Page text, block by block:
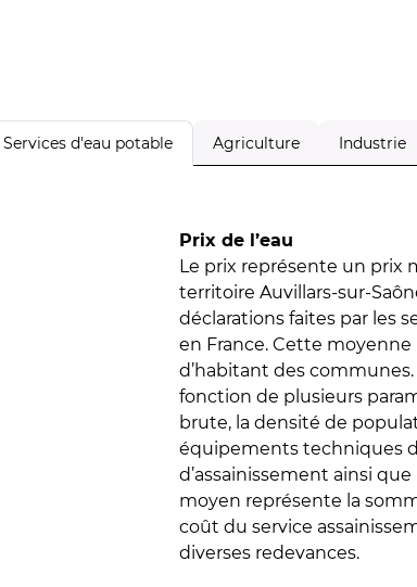
Services d'eau potable Agriculture Industrie
Prix de l’eau
Le prix représente un prix
territoire Auvillars-sur-
déclarations faites par les
en France. Cette moyenne
d’habitant des communes.
fonction de plusieurs
brute, la densité de
équipements techniques
d’assainissement ainsi
moyen représente la
coût du service
diverses redevances.